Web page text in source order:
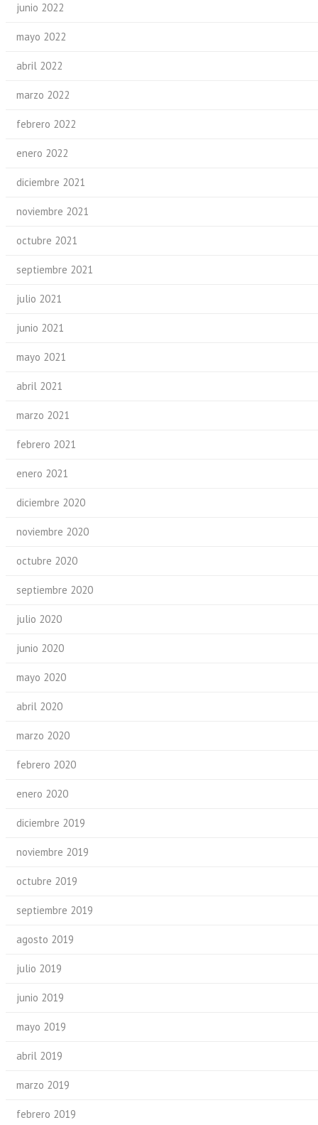
junio 2022
mayo 2022
abril 2022
marzo 2022
febrero 2022
enero 2022
diciembre 2021
noviembre 2021
octubre 2021
septiembre 2021
julio 2021
junio 2021
mayo 2021
abril 2021
marzo 2021
febrero 2021
enero 2021
diciembre 2020
noviembre 2020
octubre 2020
septiembre 2020
julio 2020
junio 2020
mayo 2020
abril 2020
marzo 2020
febrero 2020
enero 2020
diciembre 2019
noviembre 2019
octubre 2019
septiembre 2019
agosto 2019
julio 2019
junio 2019
mayo 2019
abril 2019
marzo 2019
febrero 2019